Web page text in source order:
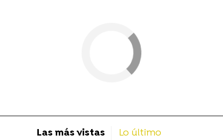
Las más vistas Lo último